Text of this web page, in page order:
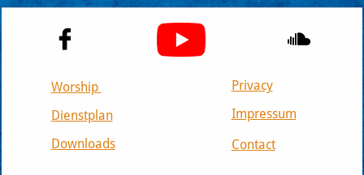
 
Worship
Dienstplan
Downloads
Privacy
Impressum
Contact